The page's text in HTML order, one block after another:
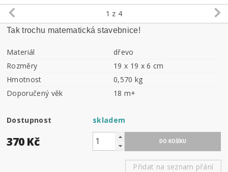
1 z 4
Tak trochu matematická stavebnice!
Materiál
dřevo
Rozměry
19 x 19 x 6 cm
Hmotnost
0,570 kg
Doporučený věk
18 m+
Dostupnost skladem
370 Kč
Přidat na seznam přání